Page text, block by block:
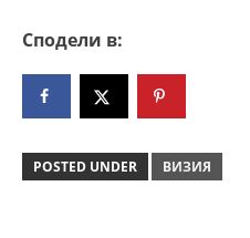
Сподели в:
POSTED UNDER ВИЗИЯ